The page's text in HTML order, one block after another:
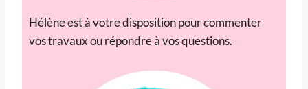
Hélène est à votre disposition pour commenter
vos travaux ou répondre à vos questions.